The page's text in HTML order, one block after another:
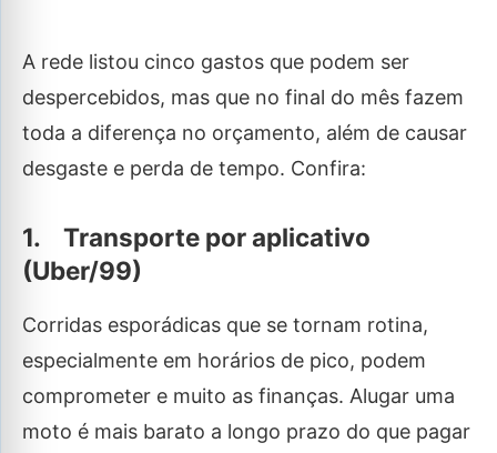
A rede listou cinco gastos que podem ser
despercebidos, mas que no final do mês fazem
toda a diferença no orçamento, além de causar
desgaste e perda de tempo. Confira:
1. Transporte por aplicativo
(Uber/99)
Corridas esporádicas que se tornam rotina,
especialmente em horários de pico, podem
comprometer e muito as finanças. Alugar uma
moto é mais barato a longo prazo do que pagar